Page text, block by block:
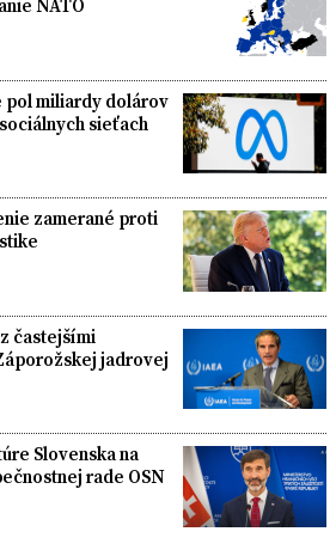
NATO
pol miliardy dolárov
sieťach
zamerané proti
častejšími
jadrovej
Slovenska na
rade OSN